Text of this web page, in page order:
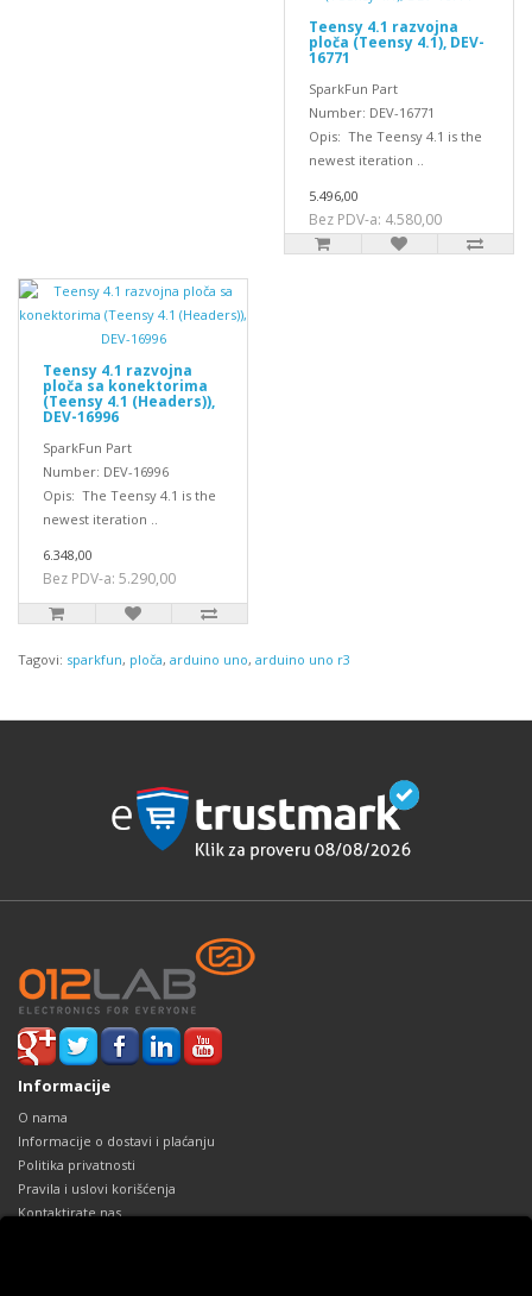
Teensy 4.1 razvojna
ploča (Teensy 4.1), DEV-
16771
SparkFun Part
Number: DEV-16771
Opis: The Teensy 4.1 is the
newest iteration ..
5.496,00
Bez PDV-a: 4.580,00
Teensy 4.1 razvojna
ploča sa konektorima
(Teensy 4.1 (Headers)),
DEV-16996
SparkFun Part
Number: DEV-16996
Opis: The Teensy 4.1 is the
newest iteration ..
6.348,00
Bez PDV-a: 5.290,00
Tagovi: sparkfun, ploča, arduino uno, arduino uno r3
Informacije
O nama
Informacije o dostavi i plaćanju
Politika privatnosti
Pravila i uslovi korišćenja
Kontaktirate nas